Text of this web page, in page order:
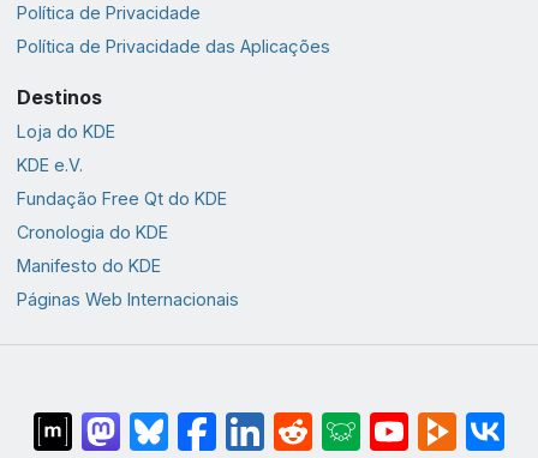
Política de Privacidade
Política de Privacidade das Aplicações
Destinos
Loja do KDE
KDE e.V.
Fundação Free Qt do KDE
Cronologia do KDE
Manifesto do KDE
Páginas Web Internacionais